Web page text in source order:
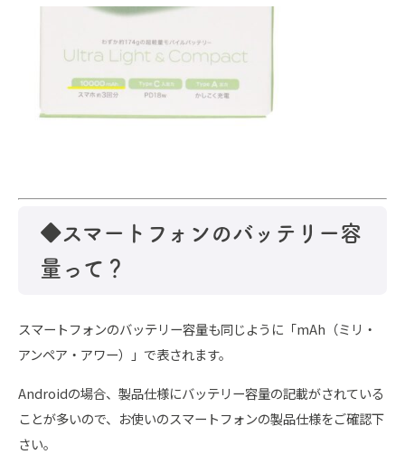
◆スマートフォンのバッテリー容
量って？
スマートフォンのバッテリー容量も同じように「mAh（ミリ・
アンペア・アワー）」で表されます。
Androidの場合、製品仕様にバッテリー容量の記載がされている
ことが多いので、お使いのスマートフォンの製品仕様をご確認下
さい。